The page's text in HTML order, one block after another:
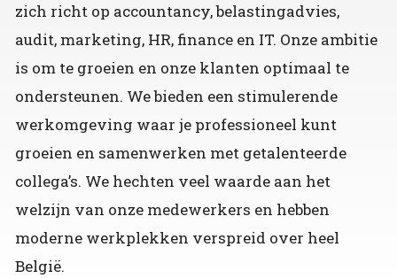
zich richt op accountancy, belastingadvies,
audit, marketing, HR, finance en IT. Onze ambitie
is om te groeien en onze klanten optimaal te
ondersteunen. We bieden een stimulerende
werkomgeving waar je professioneel kunt
groeien en samenwerken met getalenteerde
collega’s. We hechten veel waarde aan het
welzijn van onze medewerkers en hebben
moderne werkplekken verspreid over heel
België.